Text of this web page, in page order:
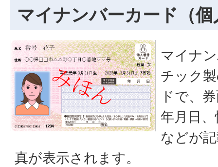
マイナンバーカード（
マイナ
チック
ドで、
年月日
などが
真が表示されます。